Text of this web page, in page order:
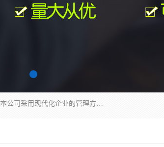
南通科达机床制造有限公司主要生产液压机、冲床、压力机等产品；本公司采用现代化企业的管理方法进行管理，立足于产品的质量管理，以优秀的品质、新颖的设计、合理的价格、完善的服务赢得广大客户的充分信赖和良好的口碑。领导层将运用科学管理方法及长期积累下来的经验和广泛领域吸取来新的技术不断调整产品结构，为市场提供精良的各类机械设备。企业将坚持与国内外各界朋友，真诚合作，共创辉煌。